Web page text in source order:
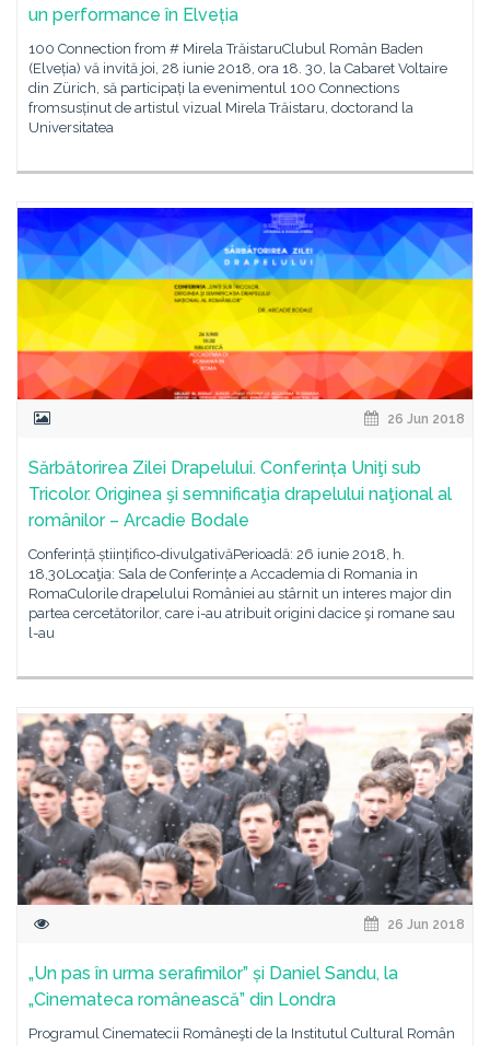
un performance în Elveția
100 Connection from # Mirela TrăistaruClubul Român Baden
(Elveția) vă invită joi, 28 iunie 2018, ora 18. 30, la Cabaret Voltaire
din Zürich, să participați la evenimentul 100 Connections
fromsusținut de artistul vizual Mirela Trăistaru, doctorand la
Universitatea
26 Jun 2018
Sărbătorirea Zilei Drapelului. Conferința Uniţi sub
Tricolor. Originea şi semnificaţia drapelului naţional al
românilor – Arcadie Bodale
Conferință științifico-divulgativăPerioadă: 26 iunie 2018, h.
18,30Locaţia: Sala de Conferințe a Accademia di Romania in
RomaCulorile drapelului României au stârnit un interes major din
partea cercetătorilor, care i-au atribuit origini dacice şi romane sau
l-au
26 Jun 2018
„Un pas în urma serafimilor” și Daniel Sandu, la
„Cinemateca românească” din Londra
Programul Cinematecii Româneşti de la Institutul Cultural Român